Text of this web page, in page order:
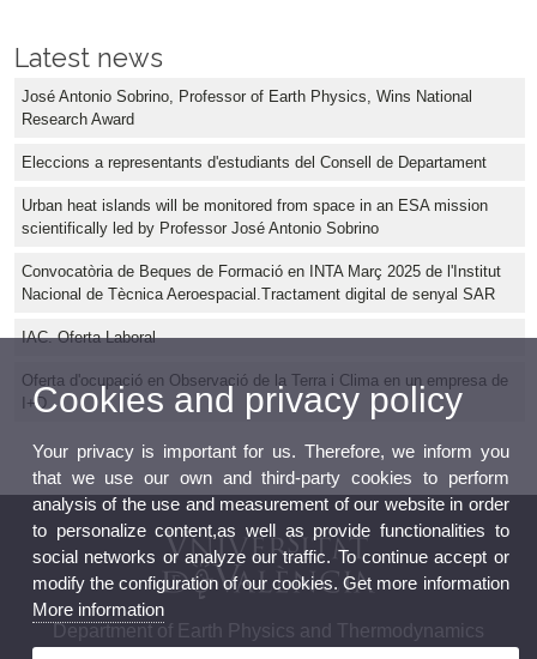
Latest news
José Antonio Sobrino, Professor of Earth Physics, Wins National
Research Award
Eleccions a representants d'estudiants del Consell de Departament
Urban heat islands will be monitored from space in an ESA mission
scientifically led by Professor José Antonio Sobrino
Convocatòria de Beques de Formació en INTA Març 2025 de l'Institut
Nacional de Tècnica Aeroespacial.Tractament digital de senyal SAR
IAC. Oferta Laboral
Oferta d'ocupació en Observació de la Terra i Clima en un empresa de
I+D
Department of Earth Physics and Thermodynamics
Cookies and privacy policy
Your privacy is important for us. Therefore, we inform you
that we use our own and third-party cookies to perform
analysis of the use and measurement of our website in order
to personalize content,as well as provide functionalities to
social networks or analyze our traffic. To continue accept or
modify the configuration of our cookies. Get more information
More information